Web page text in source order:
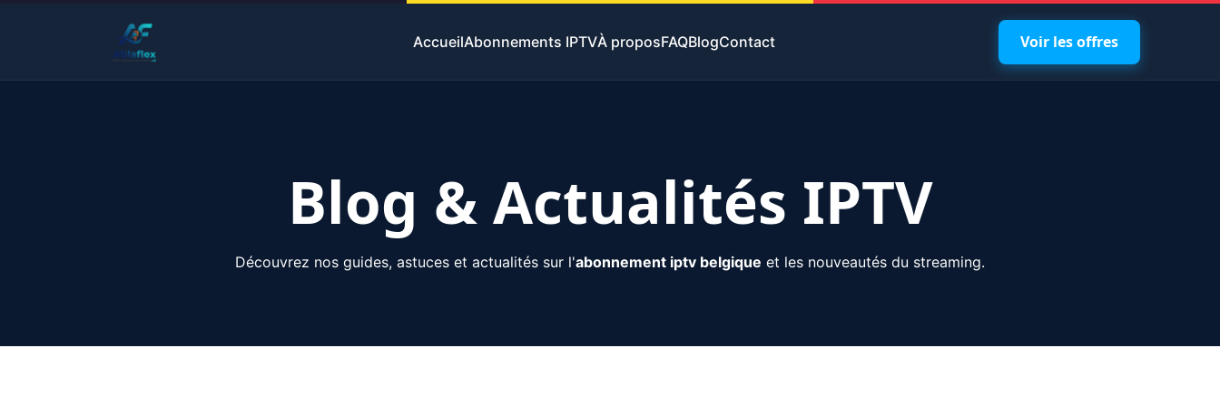
AccueilAbonnements IPTVÀ proposFAQBlogContact Voir les offres
Blog & Actualités IPTV
Découvrez nos guides, astuces et actualités sur l'abonnement iptv belgique et les nouveautés du streaming.